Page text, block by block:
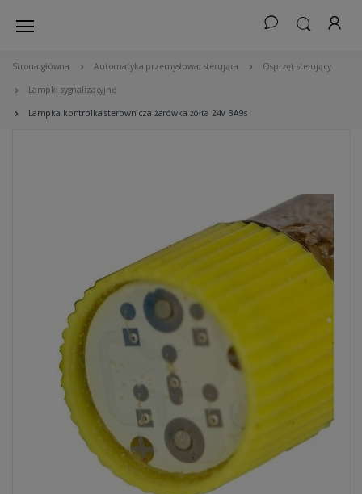
Strona główna Automatyka przemysłowa, sterująca Osprzęt sterujący
Lampki sygnalizacyjne
Lampka kontrolka sterownicza żarówka żółta 24V BA9s